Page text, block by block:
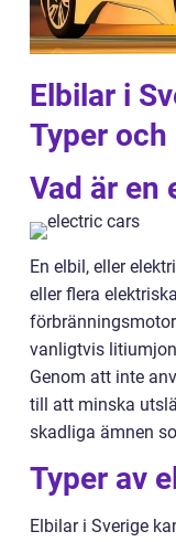
Elbilar i
Typer
Vad är en
En elbil, eller
eller flera
vanligtvis
Genom att inte
till att minska
skadliga ämnen
Typer av
Elbilar i Sverige